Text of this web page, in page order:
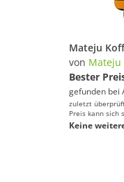
von Mateju
Bester
gefunden bei
zuletzt
Preis kann sich
Keine